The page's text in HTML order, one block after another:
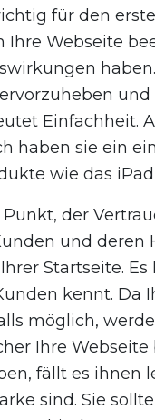
für den
Ihre Webseite
Einfachheit.
haben sie ein
wie das
der
und deren
Startseite.
kennt. Da
möglich,
Ihre
fällt es ihnen
sind. Sie